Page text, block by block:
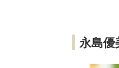
永島優